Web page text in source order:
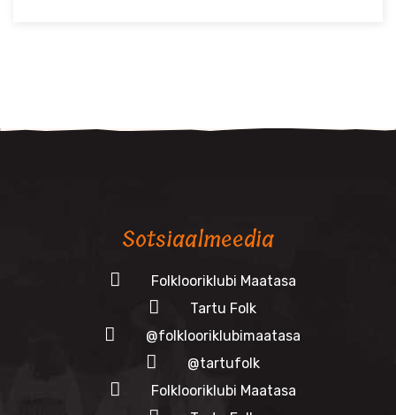
Sotsiaalmeedia
Folklooriklubi Maatasa
Tartu Folk
@folklooriklubimaatasa
@tartufolk
Folklooriklubi Maatasa